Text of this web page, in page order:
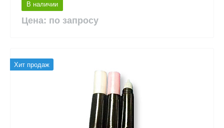
В наличии
Цена: по запросу
Хит продаж